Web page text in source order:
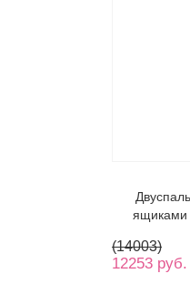
ящиками
(14003)
12253 руб.